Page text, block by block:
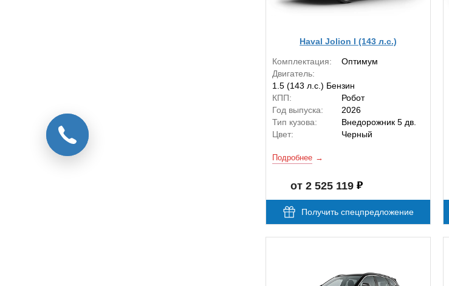
Haval Jolion I (143 л.с.)
Комплектация:
Оптимум
Двигатель:
1.5 (143 л.с.) Бензин
КПП:
Робот
Год выпуска:
2026
Тип кузова:
Внедорожник 5 дв.
Цвет:
Черный
Подробнее
от 2 525 119
Получить спецпредложение